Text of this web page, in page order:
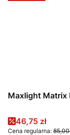
Maxlight Matrix
Cena
46,75 zł
Cena regularna: 85,00